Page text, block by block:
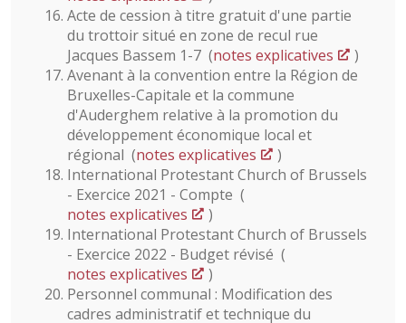
Acte de cession à titre gratuit d'une partie
du trottoir situé en zone de recul rue
Jacques Bassem 1-7 (notes explicatives
)
Avenant à la convention entre la Région de
Bruxelles-Capitale et la commune
d'Auderghem relative à la promotion du
développement économique local et
régional (notes explicatives
)
International Protestant Church of Brussels
- Exercice 2021 - Compte (
notes explicatives
)
International Protestant Church of Brussels
- Exercice 2022 - Budget révisé (
notes explicatives
)
Personnel communal : Modification des
cadres administratif et technique du